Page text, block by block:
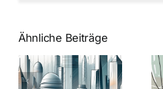
Ähnliche Beiträge
5 Gründe,
warum